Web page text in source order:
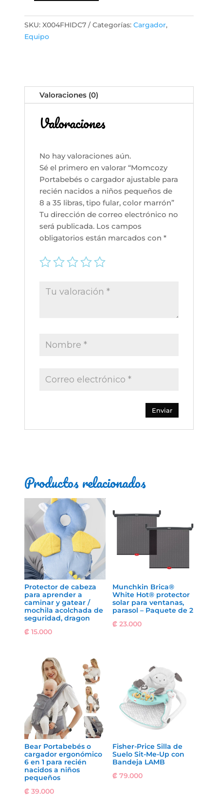
o
cargador
niños
pequeños
libras,
fular,
color
cantidad
SKU: X004FHIDC7 Categorías: Cargador,
Equipo
Valoraciones (0)
Valoraciones
No hay valoraciones aún.
Sé el primero en valorar “Momcozy
Portabebés o cargador ajustable para
recién nacidos a niños pequeños de
8 a 35 libras, tipo fular, color marrón”
Tu dirección de correo electrónico no
será publicada. Los campos
obligatorios están marcados con *
Productos relacionados
Protector de cabeza
para aprender a
caminar y gatear /
mochila acolchada de
seguridad, dragon
₡ 15.000
Munchkin Brica®
White Hot® protector
solar para ventanas,
parasol – Paquete de 2
₡23.000
Bear Portabebés o
cargador ergonómico
6 en 1 para recién
nacidos a niños
pequeños
₡ 39.000
Fisher-Price Silla de
Suelo Sit-Me-Up con
Bandeja LAMB
₡79.000